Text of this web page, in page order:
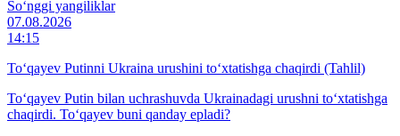
So‘nggi yangiliklar
07.08.2026
14:15
To‘qayev Putinni Ukraina urushini to‘xtatishga chaqirdi (Tahlil)
To‘qayev Putin bilan uchrashuvda Ukrainadagi urushni to‘xtatishga
chaqirdi. To‘qayev buni qanday epladi?